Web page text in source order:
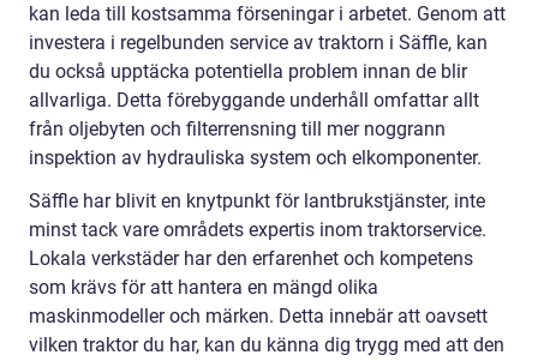
kan leda till kostsamma förseningar i arbetet. Genom att
investera i regelbunden service av traktorn i Säffle, kan
du också upptäcka potentiella problem innan de blir
allvarliga. Detta förebyggande underhåll omfattar allt
från oljebyten och filterrensning till mer noggrann
inspektion av hydrauliska system och elkomponenter.
Säffle har blivit en knytpunkt för lantbrukstjänster, inte
minst tack vare områdets expertis inom traktorservice.
Lokala verkstäder har den erfarenhet och kompetens
som krävs för att hantera en mängd olika
maskinmodeller och märken. Detta innebär att oavsett
vilken traktor du har, kan du känna dig trygg med att den